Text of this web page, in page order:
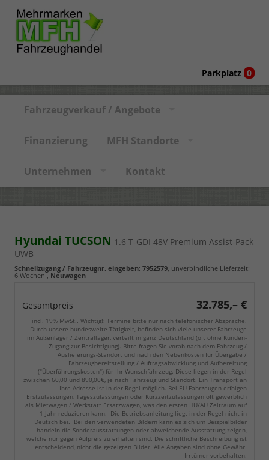
Parkplatz 0
Fahrzeugverkauf / Angebote
Finanzierung MFH Standorte
Unternehmen Kontakt
Hyundai TUCSON 1.6 T-GDI 48V Premium Assist-Pack
UWB
Schnellzugang / Fahrzeugnr. eingeben: 7952579 , unverbindliche Lieferzeit:
6 Wochen, Neuwagen
Gesamtpreis 32.785,– €
incl. 19% MwSt.. Wichtig!: Termine bitte nur nach telefonischer Absprache.
Durch unsere bundesweite Tätigkeit, befinden sich viele unserer Fahrzeuge
im Außenlager / Zentrallager, verteilt in ganz Deutschland (oft ohne Kunden-
Zugang zur Besichtigung). Bitte fragen Sie vorab nach dem Fahrzeug /
Auslieferungs-Standort und nach den Nebenkosten für Übergabe /
Fahrzeugbereitstellung / Auftragsabwicklung und Aufbereitung
("Überführungskosten") für Ihr Wunschfahrzeug. Diese liegen in der Regel
zwischen 60,00 und 890,00€, je nach Fahrzeug und Standort. Ein Transport an
Ihre Adresse ist in der Regel möglich. Bei EU-Fahrzeugen erfolgen
Erstzulassungen, Tageszulassungen oder Kurzzeitzulassungen oft gewerblich
als Mietwagen / Werkstatt Ersatzwagen, was den ersten HU/AU Zeitraum auf
1 Jahr reduzieren kann. Die Betriebsanleitung liegt in der Regel nicht in
Deutsch bei. Bei den verwendeten Bildern kann es sich um Beispielbilder
handeln die Sonderausstattungen oder abweichende Ausstattung zeigen,
welche nur gegen Aufpreis zu erhalten sind. Die schriftliche Beschreibung ist
entscheidend, nicht die gezeigten Bilder. Alle Angaben sind ohne Gewähr.
Irrtümer vorbehalten.